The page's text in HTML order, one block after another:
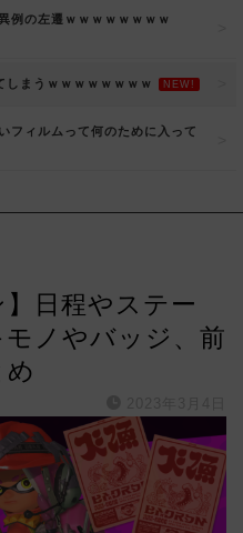
例の左遷ｗｗｗｗｗｗｗｗ
しまうｗｗｗｗｗｗｗｗ NEW!
フィルムって何のために入って
】日程やステー
ノやバッジ、前
め